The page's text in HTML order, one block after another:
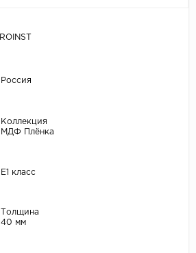
ROINST
Россия
Коллекция
МДФ Плёнка
E1 класс
Толщина
40 мм